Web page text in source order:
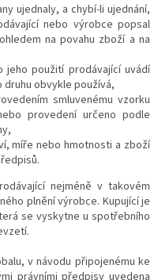
ujednaly, a chybí-li ujednání,
nebo výrobce popsal
na povahu zboží a na
použití prodávající uvádí
obvykle používá,
smluvenému vzorku
provedení určeno podle
míře nebo hmotnosti a zboží
nejméně v takovém
plnění výrobce. Kupující je
se vyskytne u spotřebního
v návodu připojenému ke
právními předpisy uvedena